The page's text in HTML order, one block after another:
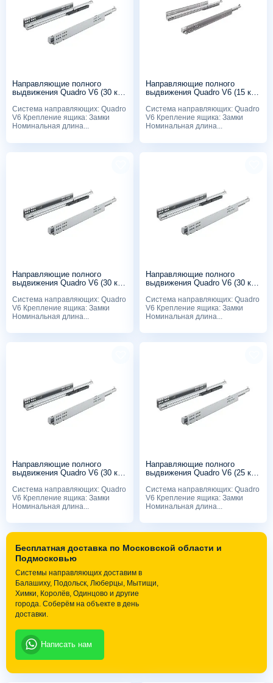
Направляющие полного
выдвижения Quadro V6 (30 кг),
замками
Система направляющих: Quadro
V6 Крепление ящика: Замки
Номинальная длина...
Направляющие полного
выдвижения Quadro V6 (15 кг),
замками
Система направляющих: Quadro
V6 Крепление ящика: Замки
Номинальная длина...
Направляющие полного
выдвижения Quadro V6 (30 кг),
замками
Система направляющих: Quadro
V6 Крепление ящика: Замки
Номинальная длина...
Направляющие полного
выдвижения Quadro V6 (30 кг),
замками
Система направляющих: Quadro
V6 Крепление ящика: Замки
Номинальная длина...
Направляющие полного
выдвижения Quadro V6 (30 кг),
замками
Система направляющих: Quadro
V6 Крепление ящика: Замки
Номинальная длина...
Направляющие полного
выдвижения Quadro V6 (25 кг),
замками
Система направляющих: Quadro
V6 Крепление ящика: Замки
Номинальная длина...
Бесплатная доставка по Московской области и
Подмосковью
Системы направляющих доставим в
Балашиху, Подольск, Люберцы, Мытищи,
Химки, Королёв, Одинцово и другие
города. Соберём на объекте в день
доставки.
Написать нам